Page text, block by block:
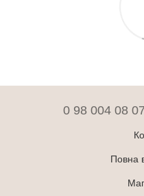
0 98 004 08 07
Повна